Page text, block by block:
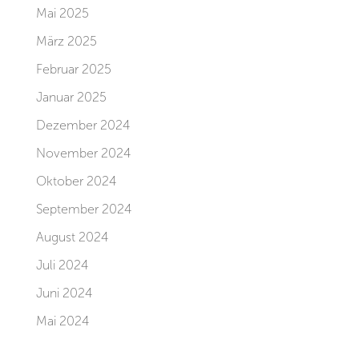
Mai 2025
März 2025
Februar 2025
Januar 2025
Dezember 2024
November 2024
Oktober 2024
September 2024
August 2024
Juli 2024
Juni 2024
Mai 2024